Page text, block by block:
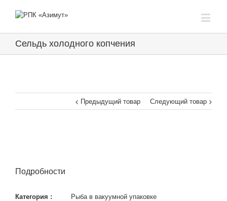
Сельдь холодного копчения
Предыдущий товар Следующий товар
Подробности
Категория : Рыба в вакуумной упаковке